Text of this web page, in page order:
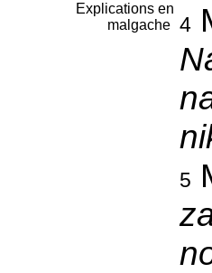
Explications en
malgache 4
5